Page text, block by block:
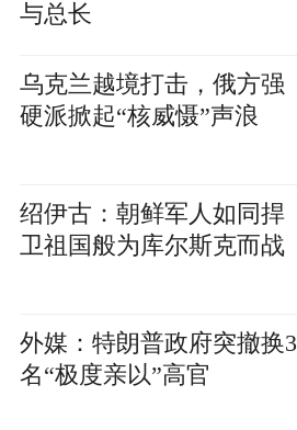
与总长
乌克兰越境打击，俄方强
硬派掀起“核威慑”声浪
绍伊古：朝鲜军人如同捍
卫祖国般为库尔斯克而战
外媒：特朗普政府突撤换3
名“极度亲以”高官